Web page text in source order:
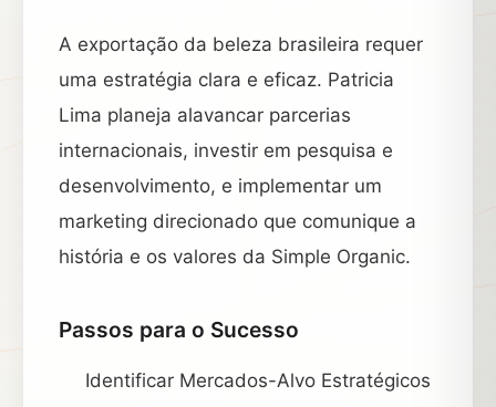
A exportação da beleza brasileira requer
uma estratégia clara e eficaz. Patricia
Lima planeja alavancar parcerias
internacionais, investir em pesquisa e
desenvolvimento, e implementar um
marketing direcionado que comunique a
história e os valores da Simple Organic.
Passos para o Sucesso
Identificar Mercados-Alvo Estratégicos